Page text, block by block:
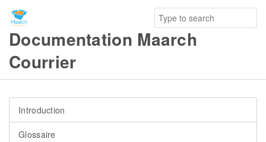
Documentation Maarch
Courrier
Introduction
Glossaire